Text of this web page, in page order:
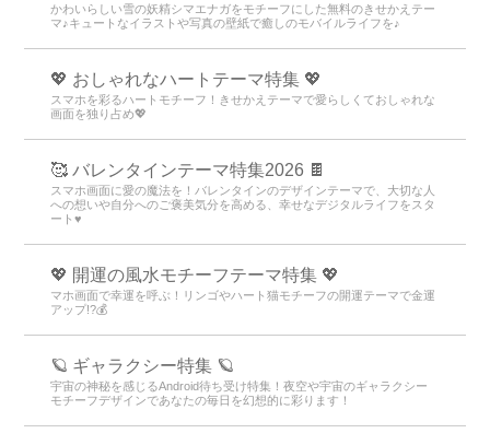
かわいらしい雪の妖精シマエナガをモチーフにした無料のきせかえテー
マ♪キュートなイラストや写真の壁紙で癒しのモバイルライフを♪
💖 おしゃれなハートテーマ特集 💖
スマホを彩るハートモチーフ！きせかえテーマで愛らしくておしゃれな
画面を独り占め💖
🥰 バレンタインテーマ特集2026 🍫
スマホ画面に愛の魔法を！バレンタインのデザインテーマで、大切な人
への想いや自分へのご褒美気分を高める、幸せなデジタルライフをスタ
ート♥️
💖 開運の風水モチーフテーマ特集 💖
マホ画面で幸運を呼ぶ！リンゴやハート猫モチーフの開運テーマで金運
アップ!?💰
🪐 ギャラクシー特集 🪐
宇宙の神秘を感じるAndroid待ち受け特集！夜空や宇宙のギャラクシー
モチーフデザインであなたの毎日を幻想的に彩ります！